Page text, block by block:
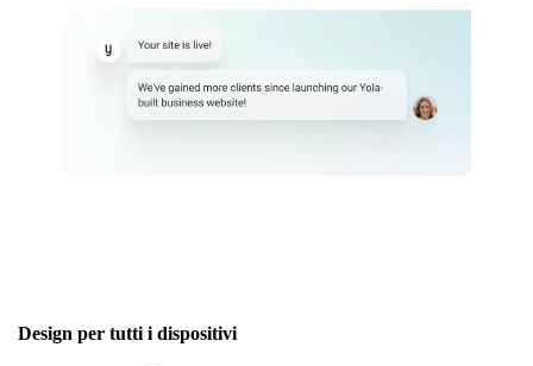
Design per tutti i dispositivi